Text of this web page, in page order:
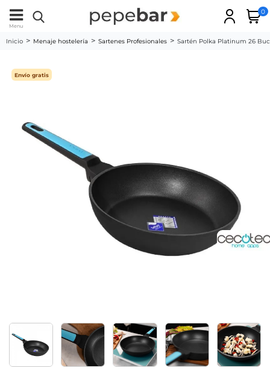
Menu
0
Inicio Menaje hostelería Sartenes Profesionales Sartén Polka Platinum 26
Envío gratis